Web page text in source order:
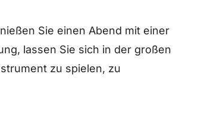
Sie einen Abend mit einer
lassen Sie sich in der großen
zu spielen, zu